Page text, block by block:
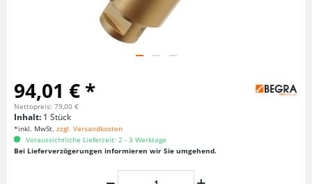
94,01 € *
Nettopreis: 79,00 €
Inhalt: 1 Stück
*inkl. MwSt. zzgl. Versandkosten
Voraussichtliche Lieferzeit: 2 - 3 Werktage
Bei Lieferverzögerungen informieren wir Sie umgehend.